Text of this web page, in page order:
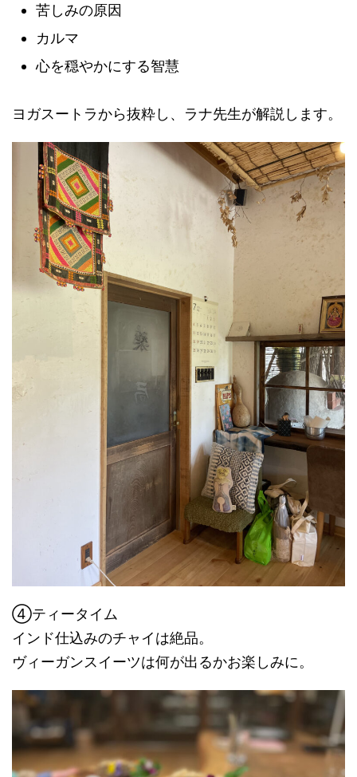
苦しみの原因
カルマ
心を穏やかにする智慧
ヨガスートラから抜粋し、ラナ先生が解説します。
④ティータイム
インド仕込みのチャイは絶品。
ヴィーガンスイーツは何が出るかお楽しみに。